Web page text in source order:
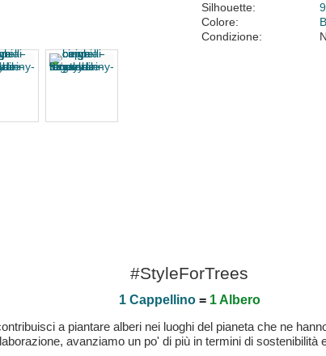
Silhouette:
Colore:
Condizione:
#StyleForTrees
1 Cappellino= 1 Albero
a piantare alberi nei luoghi del pianeta che ne
avanziamo un po' di più in termini di sostenibilità